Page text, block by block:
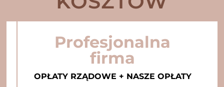
Profesjonalna
firma
OPŁATY RZĄDOWE + NASZE OPŁATY